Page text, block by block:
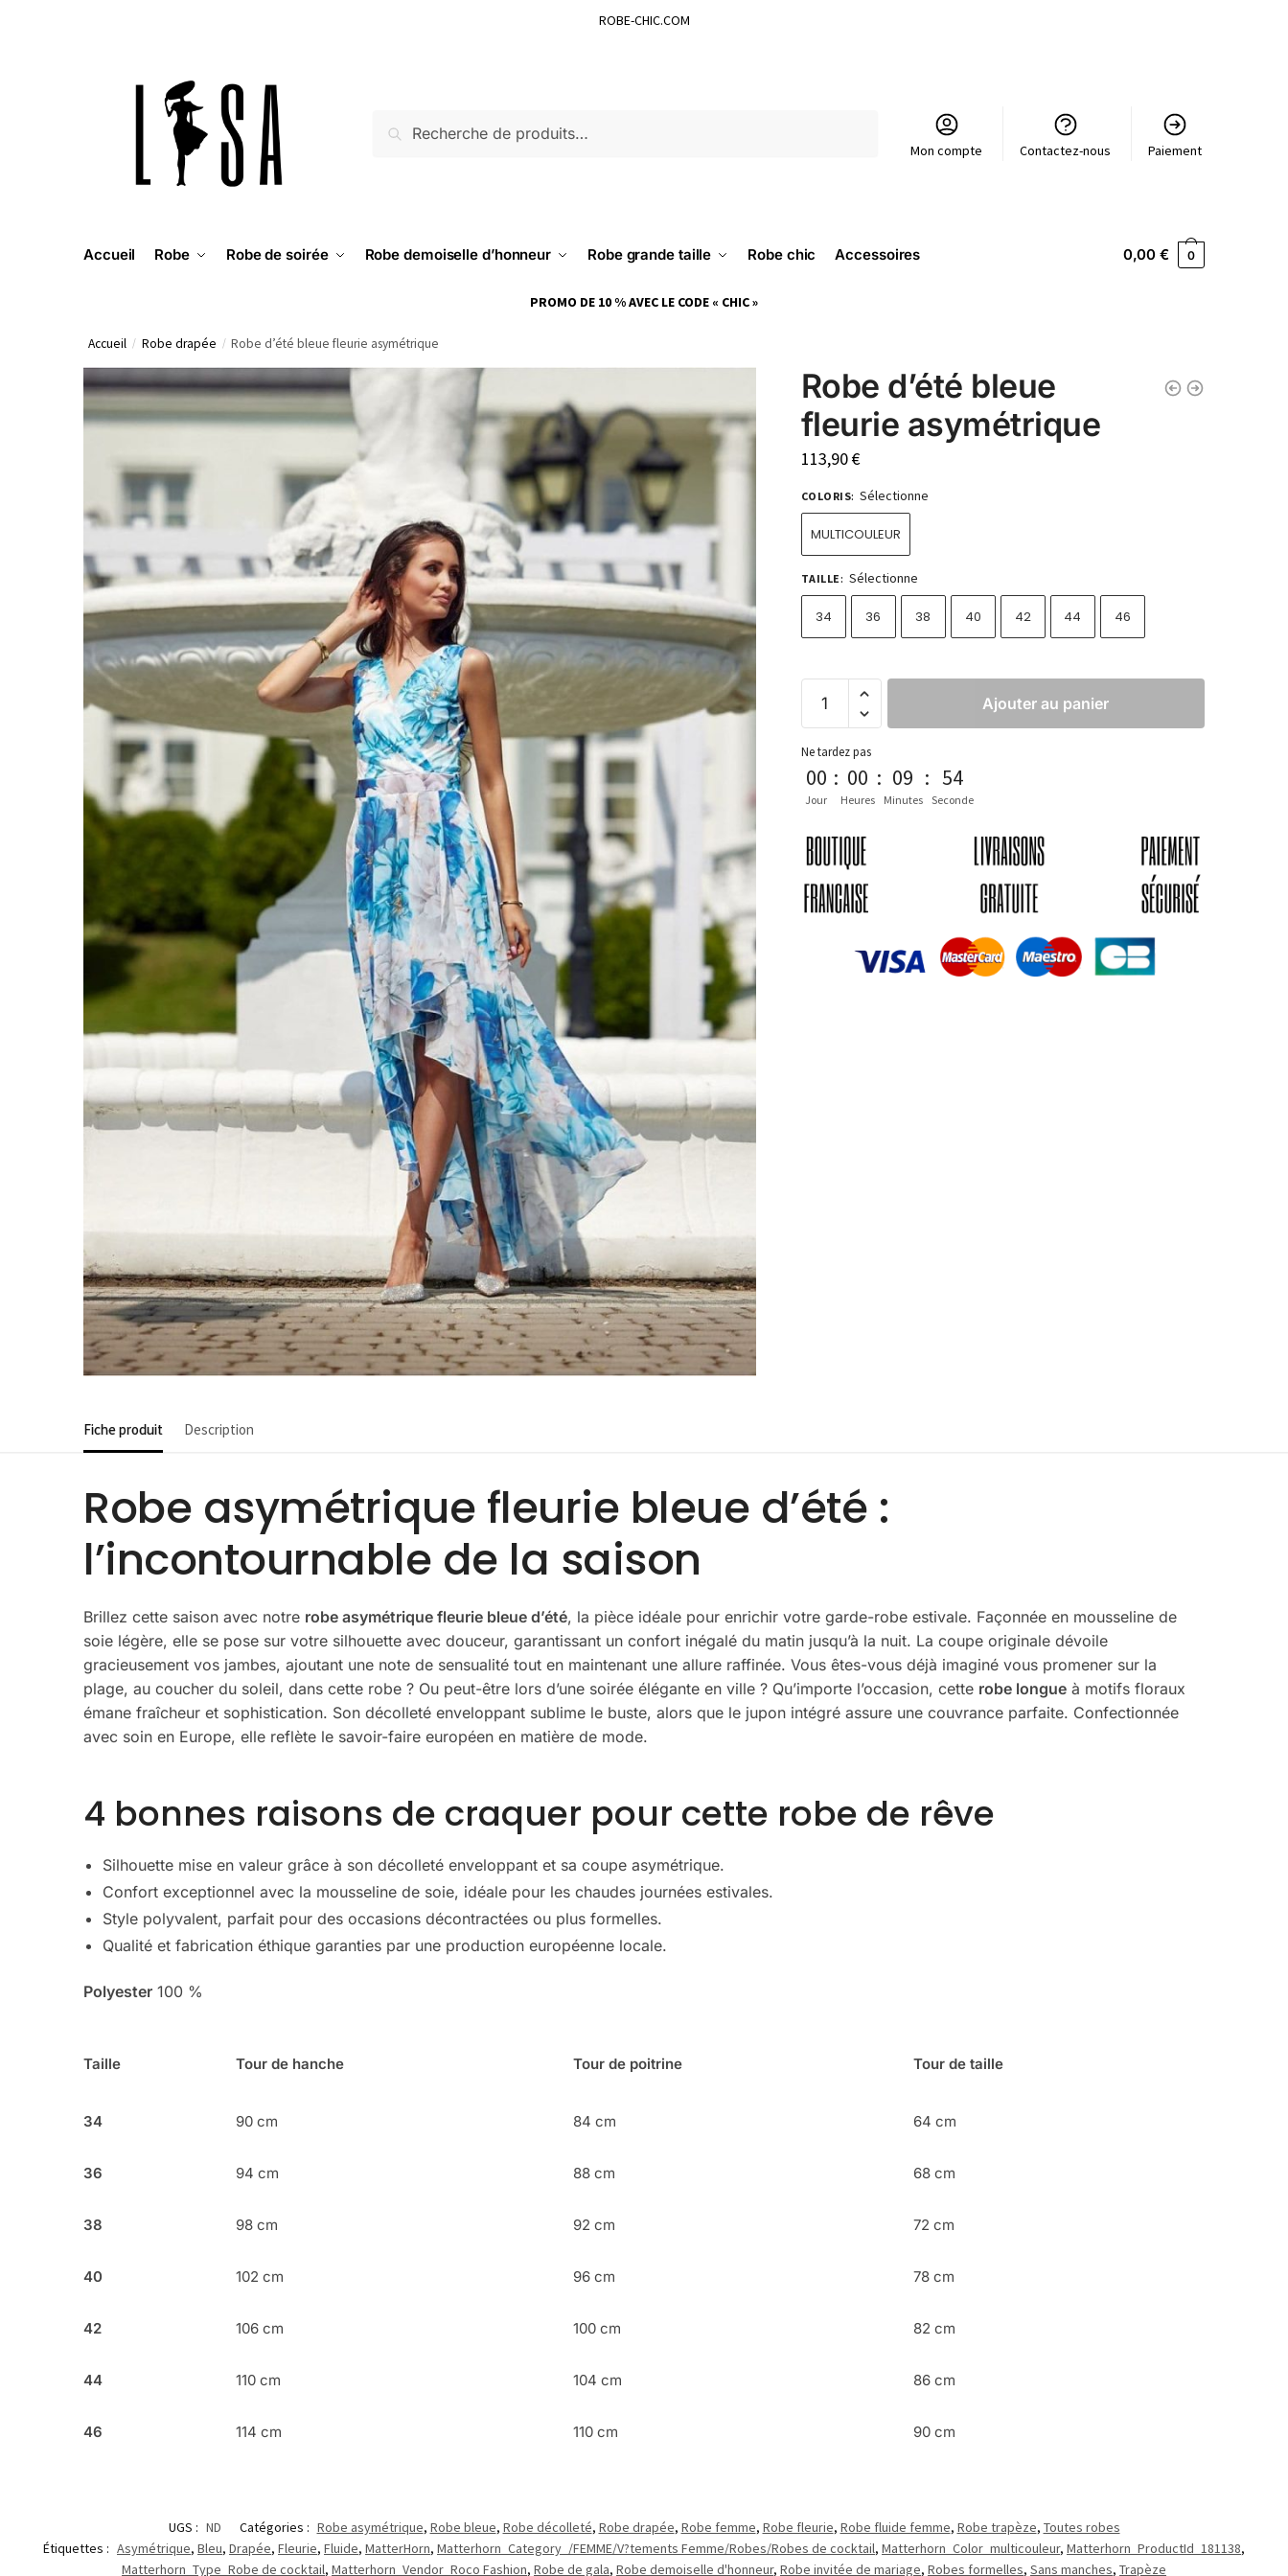
ROBE-CHIC.COM
RECHERCHE
Mon compte Contactez-nous Paiement
Accueil Robe Robe de soirée Robe demoiselle d’honneur Robe grande taille Robe chic Accessoires 0,00€ 0
PROMO DE 10 % AVEC LE CODE « CHIC »
Accueil / Robe drapée / Robe d’été bleue fleurie asymétrique
Robe d’été bleue
fleurie asymétrique
113,90€
COLORIS: Sélectionne
MULTICOULEUR
TAILLE: Sélectionne
34 36 38 40 42 44 46
Ajouter au panier
Ne tardez pas
00
Jour
: 00
Heures
: 09
Minutes
: 52
Seconde
Fiche produit Description
Robe asymétrique fleurie bleue d’été :
l’incontournable de la saison
Brillez cette saison avec notre robe asymétrique fleurie bleue d’été, la pièce idéale pour enrichir votre garde-robe estivale. Façonnée en mousseline de
soie légère, elle se pose sur votre silhouette avec douceur, garantissant un confort inégalé du matin jusqu’à la nuit. La coupe originale dévoile
gracieusement vos jambes, ajoutant une note de sensualité tout en maintenant une allure raffinée. Vous êtes-vous déjà imaginé vous promener sur la
plage, au coucher du soleil, dans cette robe ? Ou peut-être lors d’une soirée élégante en ville ? Qu’importe l’occasion, cette robe longue à motifs floraux
émane fraîcheur et sophistication. Son décolleté enveloppant sublime le buste, alors que le jupon intégré assure une couvrance parfaite. Confectionnée
avec soin en Europe, elle reflète le savoir-faire européen en matière de mode.
4 bonnes raisons de craquer pour cette robe de rêve
Silhouette mise en valeur grâce à son décolleté enveloppant et sa coupe asymétrique.
Confort exceptionnel avec la mousseline de soie, idéale pour les chaudes journées estivales.
Style polyvalent, parfait pour des occasions décontractées ou plus formelles.
Qualité et fabrication éthique garanties par une production européenne locale.
Polyester 100 %
Taille Tour de hanche Tour de poitrine Tour de taille
34 90 cm 84 cm 64 cm
36 94 cm 88 cm 68 cm
38 98 cm 92 cm 72 cm
40 102 cm 96 cm 78 cm
42 106 cm 100 cm 82 cm
44 110 cm 104 cm 86 cm
46 114 cm 110 cm 90 cm
UGS : ND Catégories : Robe asymétrique, Robe bleue, Robe décolleté, Robe drapée, Robe femme, Robe fleurie, Robe fluide femme, Robe trapèze, Toutes robes
Étiquettes : Asymétrique, Bleu, Drapée, Fleurie, Fluide, MatterHorn, Matterhorn_Category_/FEMME/V?tements Femme/Robes/Robes de cocktail, Matterhorn_Color_multicouleur, Matterhorn_ProductId_181138,
Matterhorn_Type_Robe de cocktail, Matterhorn_Vendor_Roco Fashion, Robe de gala, Robe demoiselle d'honneur, Robe invitée de mariage, Robes formelles, Sans manches, Trapèze